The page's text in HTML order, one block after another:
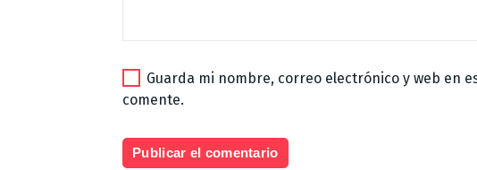
Guarda mi nombre, correo electrónico y web en
comente.